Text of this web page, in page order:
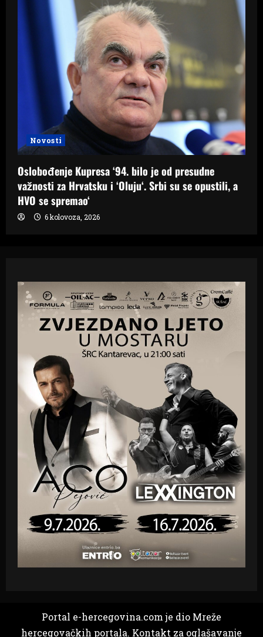
Novosti
Oslobođenje Kupresa ‘94. bilo je od presudne
važnosti za Hrvatsku i ‘Oluju‘. Srbi su se opustili, a
HVO se spremao‘
6 kolovoza, 2026
Portal e-hercegovina.com je dio Mreže
hercegovačkih portala. Kontakt za oglašavanje